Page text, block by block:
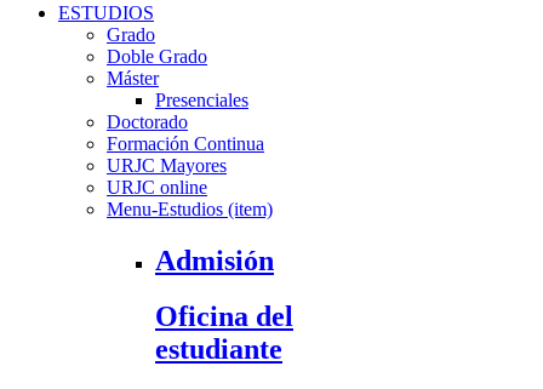
ESTUDIOS
Grado
Doble Grado
Máster
Presenciales
Doctorado
Formación Continua
URJC Mayores
URJC online
Menu-Estudios (item)
Admisión
Oficina del
estudiante